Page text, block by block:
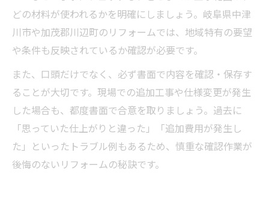
どの材料が使われるかを明確にしましょう。岐阜県中津
川市や加茂郡川辺町のリフォームでは、地域特有の要望
や条件も反映されているか確認が必要です。
また、口頭だけでなく、必ず書面で内容を確認・保存す
ることが大切です。現場での追加工事や仕様変更が発生
した場合も、都度書面で合意を取りましょう。過去に
「思っていた仕上がりと違った」「追加費用が発生し
た」といったトラブル例もあるため、慎重な確認作業が
後悔のないリフォームの秘訣です。